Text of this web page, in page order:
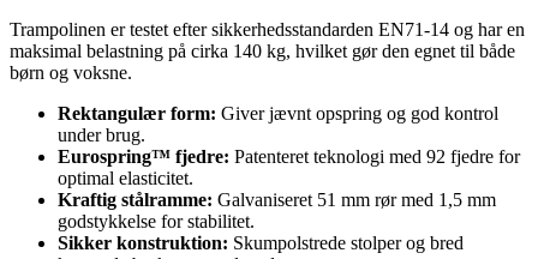
Trampolinen er testet efter sikkerhedsstandarden EN71-14 og har en
maksimal belastning på cirka 140 kg, hvilket gør den egnet til både
børn og voksne.
Rektangulær form: Giver jævnt opspring og god kontrol
under brug.
Eurospring™ fjedre: Patenteret teknologi med 92 fjedre for
optimal elasticitet.
Kraftig stålramme: Galvaniseret 51 mm rør med 1,5 mm
godstykkelse for stabilitet.
Sikker konstruktion: Skumpolstrede stolper og bred